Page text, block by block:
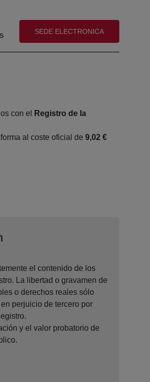
(abre en nueva ventana)
SEDE ELECTRONICA
con el
Registro de la
al coste oficial de 9,02 €
el contenido de los
La libertad o gravamen de
o derechos reales sólo
perjuicio de tercero por
y el valor probatorio de